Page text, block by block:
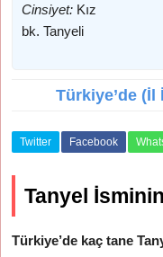
Cinsiyet: Kız
bk. Tanyeli
Türkiye’de (İl
Twitter Facebook
Tanyel
Türkiye’de kaç tane